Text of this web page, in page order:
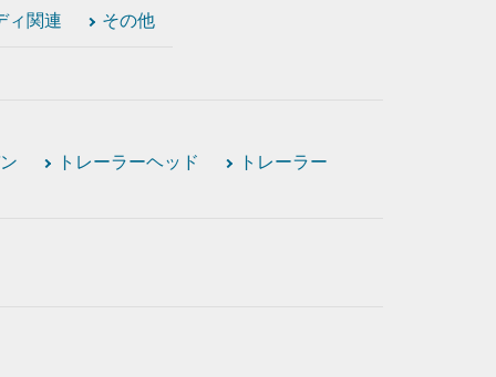
ィ関連 その他
トレーラーヘッド
トレーラー